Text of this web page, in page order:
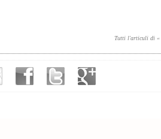
Tutti l'articuli di «